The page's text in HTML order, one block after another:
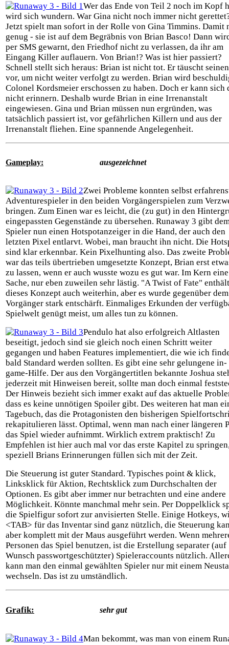
Wer das Ende von Teil 2 noch im Kopf
wird sich wundern. War Gina nicht noch immer nicht
Jetzt spielt man sofort in der Rolle von Gina Timmins. Damit
genug - sie ist auf dem Begräbnis von Brian Basco! Dann
per SMS gewarnt, den Friedhof nicht zu verlassen, da ihr am
Eingang Killer auflauern. Von Brian!? Was ist hier passiert?
Schnell stellt sich heraus: Brian ist nicht tot. Er täuscht
vor, um nicht weiter verfolgt zu werden. Brian wird
Colonel Kordsmeier erschossen zu haben. Doch er kann sich
nicht erinnern. Deshalb wurde Brian in eine Irrenanstalt
eingewiesen. Gina und Brian müssen nun ergründen, was
tatsächlich passiert ist, vor gefährlichen Killern und aus der
Irrenanstalt fliehen. Eine spannende Angelegenheit.
Gameplay: ausgezeichnet
Zwei Probleme konnten selbst
Adventurespieler in den beiden Vorgängerspielen zum
bringen. Zum Einen war es leicht, die (zu gut) in den
eingepassten Gegenstände zu übersehen. Runaway 3 gibt
Spieler nun einen Hotspotanzeiger in die Hand, der auch den
letzten Pixel entlarvt. Wobei, man braucht ihn nicht. Die
sind klar erkennbar. Kein Pixelhunting also. Das zweite
war das teils übertrieben umgesetzte Konzept, Brian erst
zu lassen, wenn er auch wusste wozu es gut war. Im Kern
Sache, nur eben zuweilen sehr lästig. "A Twist of Fate" enthält
dieses Konzept auch weiterhin, aber es wurde gegenüber dem
Vorgänger stark entschärft. Einmaliges Erkunden der
Spielwelt genügt meist, um alles tun zu können.
Pendulo hat also erfolgreich Altlasten
beseitigt, jedoch sind sie gleich noch einen Schritt weiter
gegangen und haben Features implementiert, die wie ich
bald Standard werden sollten. Es gibt eine sehr gelungene in-
game-Hilfe. Der aus den Vorgängertitlen bekannte Joshua
jederzeit mit Hinweisen bereit, sollte man doch einmal
Der Hinweis bezieht sich immer exakt auf das aktuelle
dass es keine unnötigen Spoiler gibt. Des weiteren hat man
Tagebuch, das die Protagonisten den bisherigen
rekapitulieren lässt. Optimal, wenn man nach einer längeren
das Spiel wieder aufnimmt. Wirklich extrem praktisch! Zu
Empfehlen ist hier auch mal vor das erste Kapitel zu
speziell Brians Erinnerungen füllen sich mit der Zeit.
Die Steuerung ist guter Standard. Typisches point & klick,
Linksklick für Aktion, Rechtsklick zum Durchschalten der
Optionen. Es gibt aber immer nur betrachten und eine andere
Möglichkeit. Könnte manchmal mehr sein. Per Doppelklick
die Spielfigur sofort zur anvisierten Stelle. Einige Hotkeys,
<TAB> für das Inventar sind ganz nützlich, die Steuerung
aber komplett mit der Maus ausgeführt werden. Wenn
Personen das Spiel benutzen, ist die Erstellung separater (auf
Wunsch passwortgeschützter) Spieleraccounts nützlich.
kann man den einmal gewählten Spieler nur mit einem
wechseln. Das ist zu umständlich.
Grafik: sehr gut
Man bekommt, was man von einem